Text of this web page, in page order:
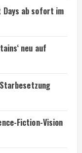
Days ab sofort im
neu auf
Fiction-Vision